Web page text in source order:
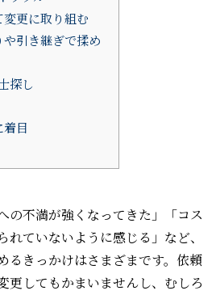
更に取り組む
引き継ぎで揉め
探し
目
の不満が強くなってきた」「コス
れていないように感じる」など、
るきっかけはさまざまです。依頼
更してもかまいませんし、むしろ